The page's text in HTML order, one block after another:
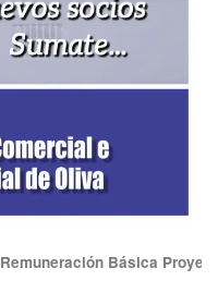
Remuneración Básica